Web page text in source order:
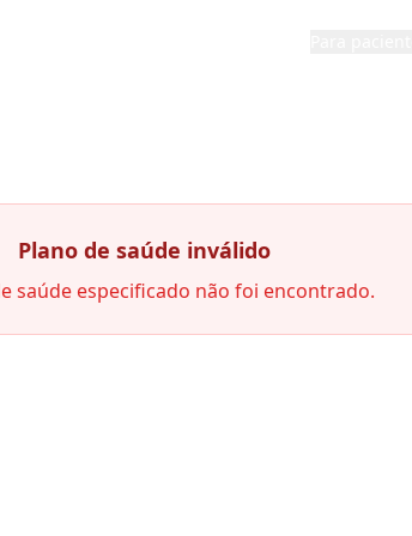
Plano de saúde inválido
saúde especificado não foi encontrado.